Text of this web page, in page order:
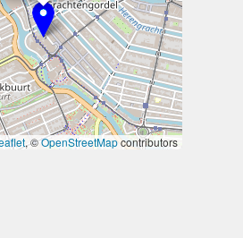
, ©OpenStreetMapcontributors